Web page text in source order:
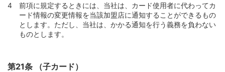
前項に規定するときには、当社は、カード使用者に代わってカ
ード情報の変更情報を当該加盟店に通知することができるもの
とします。ただし、当社は、かかる通知を行う義務を負わない
ものとします。
第21条 （子カード）